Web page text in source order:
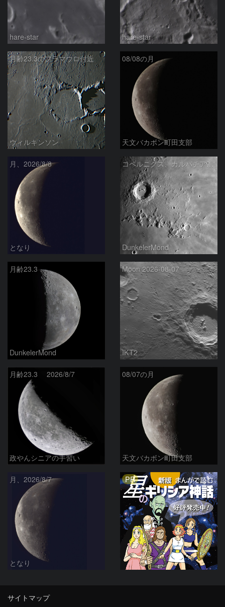
hare-star hare-star
月齢23.3のフラマウロ付近
ウィルキンソン
08/08の月
天文バカボン町田支部
月、2026/8/8
となり
コペルニクス、カルパチア山脈付近
DunkelerMond
月齢23.3
DunkelerMond
Moon 2026-08-07
IKT2
月齢23.3 2026/8/7
政やんシニアの手習い
08/07の月
天文バカボン町田支部
月、2026/8/7
となり
PR
サイトマップ